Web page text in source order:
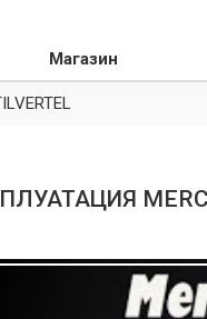
Магазин